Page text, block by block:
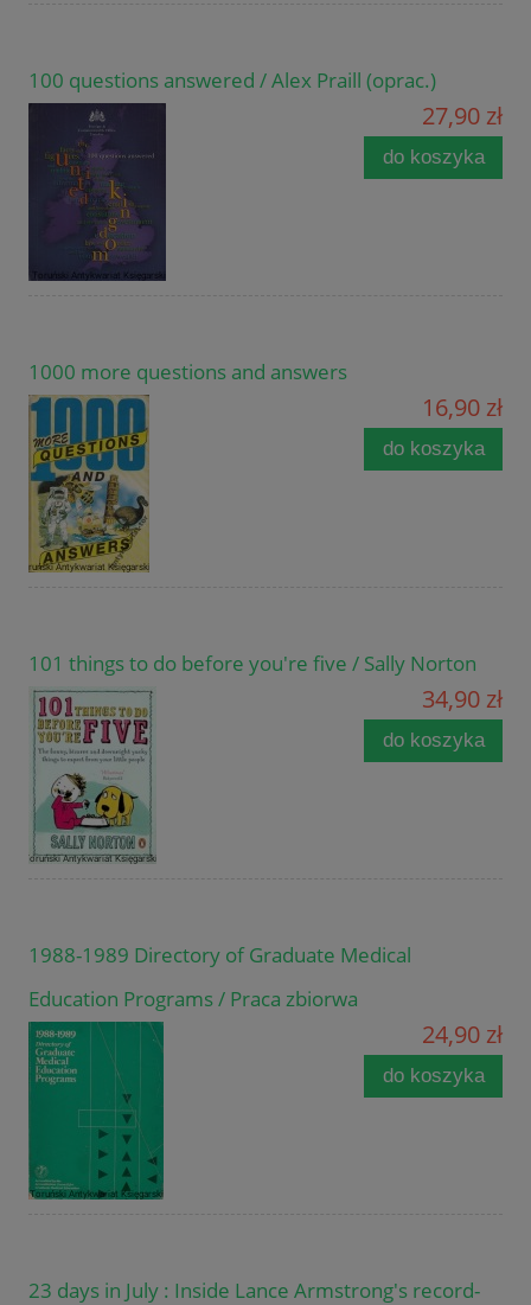
100 questions answered / Alex Praill (oprac.)
27,90 zł
do koszyka
1000 more questions and answers
16,90 zł
do koszyka
101 things to do before you're five / Sally Norton
34,90 zł
do koszyka
1988-1989 Directory of Graduate Medical
Education Programs / Praca zbiorwa
24,90 zł
do koszyka
23 days in July : Inside Lance Armstrong's record-